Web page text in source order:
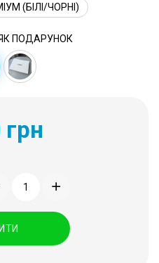
(БІЛІ/ЧОРНІ)
ПОДАРУНОК